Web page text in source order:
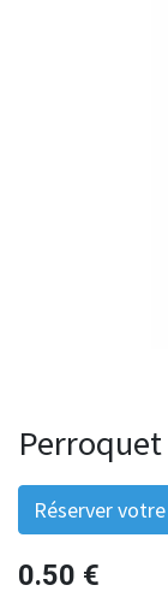
Réserver
0.50 €